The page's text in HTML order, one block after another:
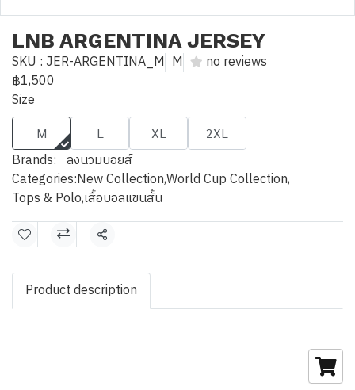
LNB ARGENTINA JERSEY
SKU : JER-ARGENTINA_M M
no reviews
฿1,500
Size
M L XL 2XL
Brands: ลงนวมบอยส์
Categories:New Collection,World Cup Collection,
Tops & Polo,เสื้อบอลแขนสั้น
Share
Product description